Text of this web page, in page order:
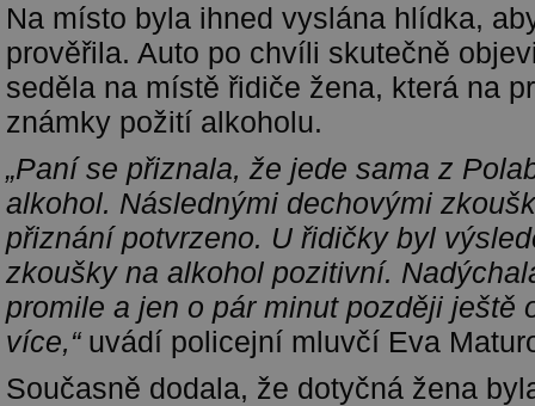
Na místo byla ihned vyslána hlídka,
prověřila. Auto po chvíli skutečně
seděla na místě řidiče žena, která na
známky požití alkoholu.
„Paní se přiznala, že jede sama z
alkohol. Následnými dechovými
přiznání potvrzeno. U řidičky byl
zkoušky na alkohol pozitivní.
promile a jen o pár minut později ještě
více,“ uvádí policejní mluvčí Eva
Současně dodala, že dotyčná žena